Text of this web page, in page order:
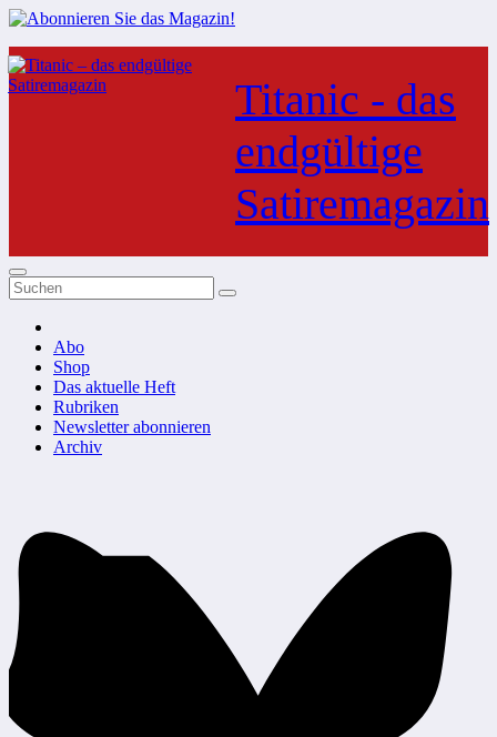
Zum
Inhalt
springen
Titanic - das
endgültige
Satiremagazin
Abo
Shop
Das aktuelle Heft
Rubriken
Newsletter abonnieren
Archiv